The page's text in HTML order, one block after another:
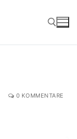
0 KOMMENTARE